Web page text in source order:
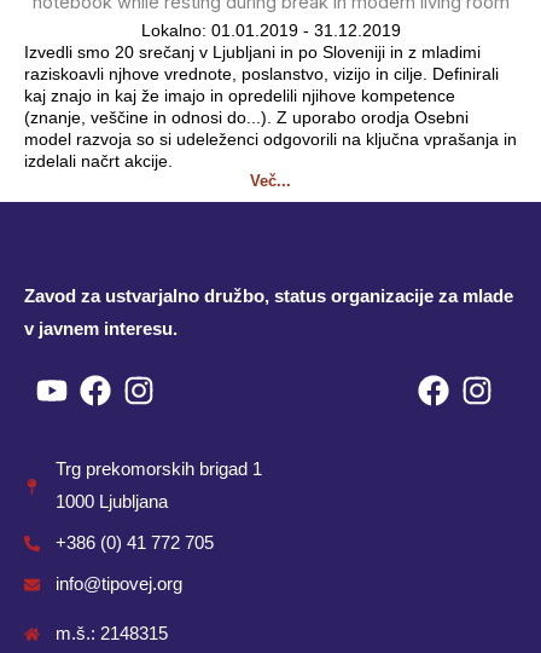
Lokalno: 01.01.2019 - 31.12.2019
Izvedli smo 20 srečanj v Ljubljani in po Sloveniji in z mladimi
raziskoavli njhove vrednote, poslanstvo, vizijo in cilje. Definirali
kaj znajo in kaj že imajo in opredelili njihove kompetence
(znanje, veščine in odnosi do...). Z uporabo orodja Osebni
model razvoja so si udeleženci odgovorili na ključna vprašanja in
izdelali načrt akcije.
Več...
Zavod za ustvarjalno družbo, status organizacije za mlade
v javnem interesu.
Youtube
Facebook
Instagram
Trg prekomorskih brigad 1
1000 Ljubljana
+386 (0) 41 772 705
info@tipovej.org
m.š.: 2148315